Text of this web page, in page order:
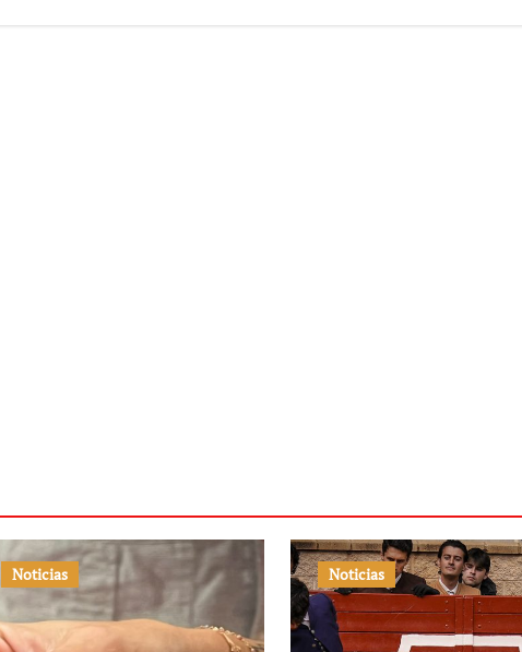
Noticias Noticias